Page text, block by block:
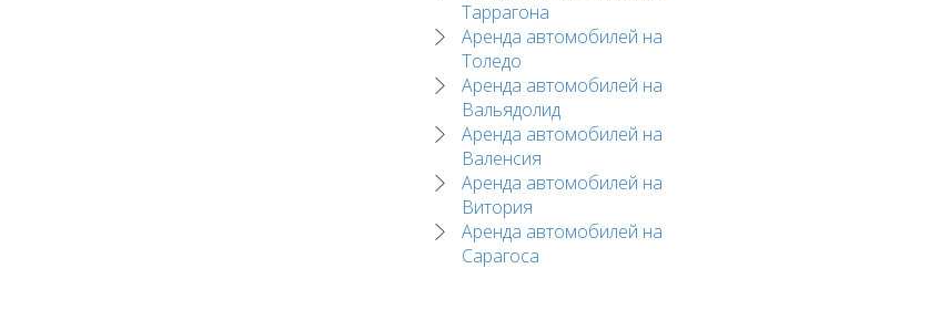
Таррагона
Аренда автомобилей на
Толедо
Аренда автомобилей на
Вальядолид
Аренда автомобилей на
Валенсия
Аренда автомобилей на
Витория
Аренда автомобилей на
Сарагоса